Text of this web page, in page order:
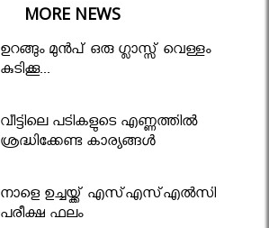
MORE NEWS
ഉറങ്ങും മുന്‍പ് ഒരു ഗ്ലാസ്സ് വെള്ളം
കുടിക്കൂ...
വീട്ടിലെ പടികളുടെ എണ്ണത്തിൽ
ശ്രദ്ധിക്കേണ്ട കാര്യങ്ങൾ
നാളെ ഉച്ചയ്ക്ക് എസ്എസ്എല്‍സി
പരീക്ഷ ഫലം